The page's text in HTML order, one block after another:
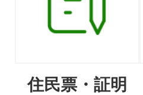
住民票・証明